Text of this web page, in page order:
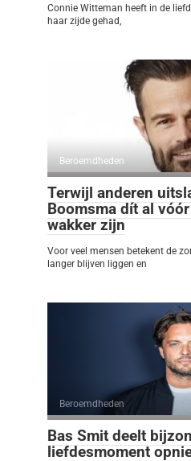
Connie Witteman heeft in de
haar zijde gehad,
Beroemdheden
Terwijl anderen
Boomsma dít al
wakker zijn
Voor veel mensen betekent de
langer blijven liggen en
Beroemdheden
Bas Smit deelt
liefdesmoment